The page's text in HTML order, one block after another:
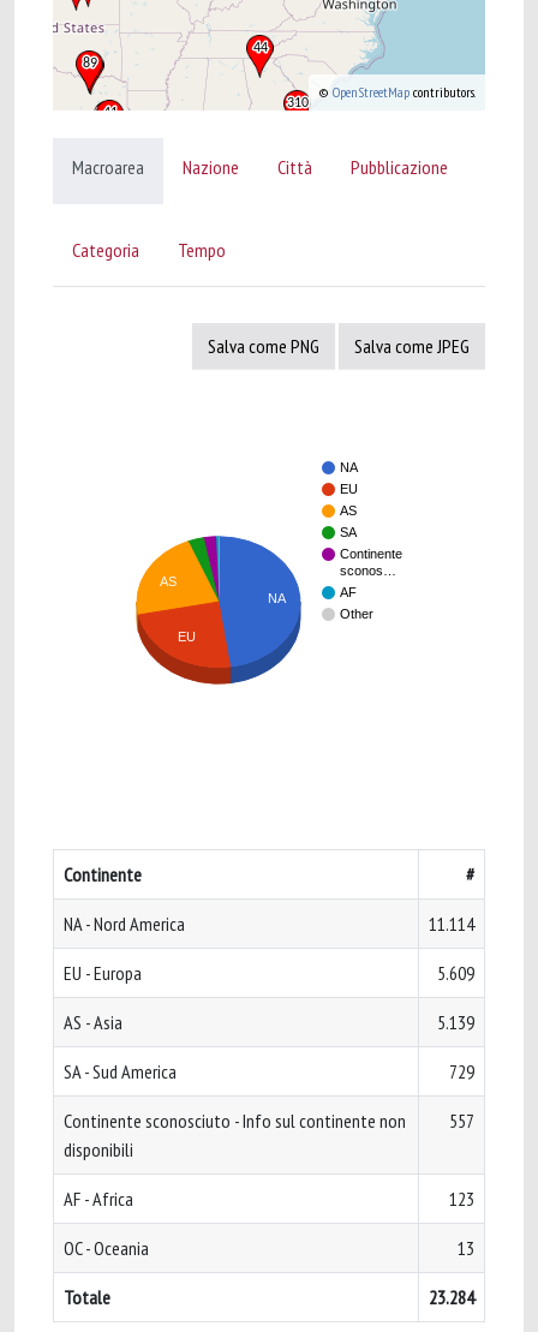
© OpenStreetMap contributors.
Macroarea Nazione Città Pubblicazione
Categoria Tempo
Salva come PNG Salva come JPEG
NA
EU
AS
SA
Continente
sconos…
AF
Other
NA
AS
EU
Continente #
NA - Nord America 11.114
EU - Europa 5.609
AS - Asia 5.139
SA - Sud America 729
Continente sconosciuto - Info sul continente non
disponibili
557
AF - Africa 123
OC - Oceania 13
Totale 23.284